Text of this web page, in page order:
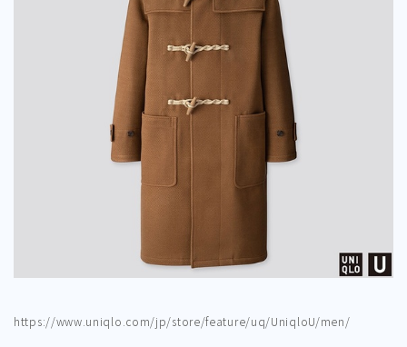
https://www.uniqlo.com/jp/store/feature/uq/UniqloU/men/